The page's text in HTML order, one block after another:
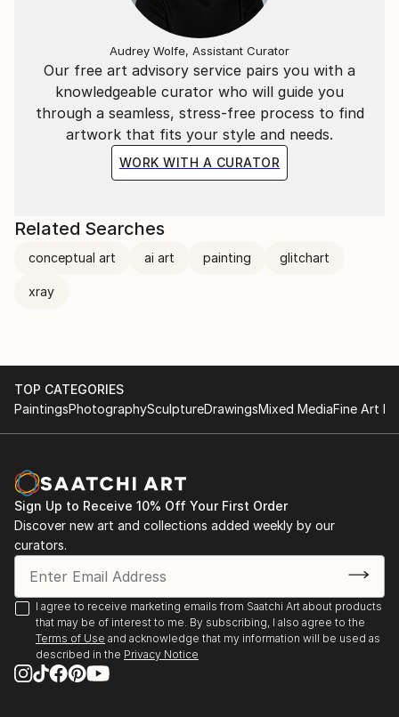
"L'essenziale è invisibile agli occhi".
La situazione attuale, quello che ci circonda, ci
porterà a vivere in un mondo "surrogato";
Ricreato ad hoc per vedere quello che non ci sarà più.
Conceptual art
Working with ceramic, concrete, wood etc
Our free art advisory service pairs you with a
knowledgeable curator who will guide you
through a seamless, stress-free process to find
artwork that fits your style and needs.
WORK WITH A CURATOR
Audrey Wolfe, Assistant Curator
Related Searches
conceptual art ai art painting glitchart
xray
TOP CATEGORIES
PaintingsPhotographySculptureDrawingsMixed MediaFine Art
Sign Up to Receive 10% Off Your First Order
Discover new art and collections added weekly by our
curators.
I agree to receive marketing emails from Saatchi Art about products
that may be of interest to me. By subscribing, I also agree to the
Terms of Use and acknowledge that my information will be used as
described in the Privacy Notice